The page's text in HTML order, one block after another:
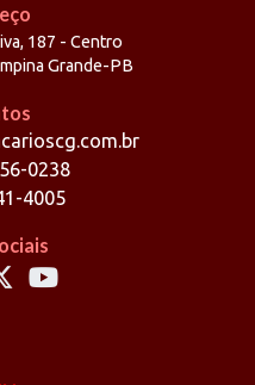
187 - Centro
Grande-PB
0238
4005